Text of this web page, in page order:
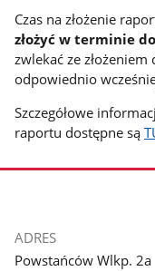
Czas na złożenie
złożyć w terminie
zwlekać ze
odpowiednio
Szczegółowe
raportu dostępne są
stopka
ADRES
Powstańców Wlkp. 2a